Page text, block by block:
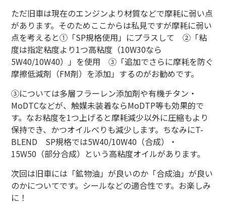
ただ旧車は現在のエンジンより材質などで摩耗に弱い点
があります。そのためここからは私見ですが摩耗に弱い
点を考えると①「SP規格使用」にプラスして ②「粘
度は指定粘度より1つ高粘度（10W30なら
5W40/10W40）」を使用 ③「追加でさらに摩耗を防ぐ
摩擦低減剤（FM剤）を添加」するのがお勧めです。
③については多層フラーレン添加剤や有機チタン・
MoDTCなどが、触媒未装着ならMoDTP等も効果的で
す。なお粘度を1つ上げると摩耗減少以外に圧縮もより
保持でき、かつオイルべりも減少します。ちなみにT-
BLEND SP規格では5W40/10W40（合成）・
15W50（部分合成）という高粘度オイルがあります。
次回は旧車には「鉱物油」が良いのか「合成油」が良い
のかについてです。シールなどの適合性です。お楽しみ
に！